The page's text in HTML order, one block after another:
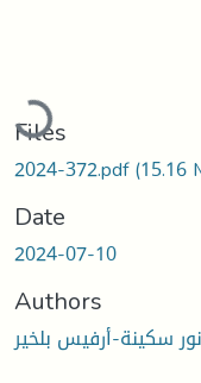
Loading...
Files
2024-372.pdf(15.16
Date
2024-07-10
Authors
سكينة-أرفيس بلخير